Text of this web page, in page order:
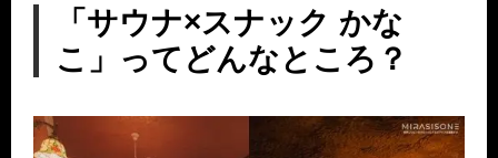
「サウナ×スナック かな
こ」ってどんなところ？